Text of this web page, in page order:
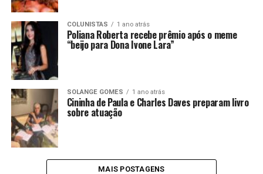
COLUNISTAS 1 ano atrás
Poliana Roberta recebe prêmio após o meme
“beijo para Dona Ivone Lara”
SOLANGE GOMES 1 ano atrás
Cininha de Paula e Charles Daves preparam livro
sobre atuação
MAIS POSTAGENS